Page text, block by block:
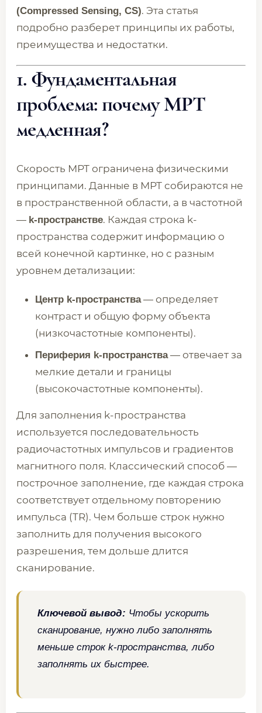
(Compressed Sensing, CS). Эта статья
подробно разберет принципы их работы,
преимущества и недостатки.
1. Фундаментальная
проблема: почему МРТ
медленная?
Скорость МРТ ограничена физическими
принципами. Данные в МРТ собираются не
в пространственной области, а в частотной
— k-пространстве. Каждая строка k-
пространства содержит информацию о
всей конечной картинке, но с разным
уровнем детализации:
Центр k-пространства— определяет
контраст и общую форму объекта
(низкочастотные компоненты).
Периферия k-пространства— отвечает за
мелкие детали и границы
(высокочастотные компоненты).
Для заполнения k-пространства
используется последовательность
радиочастотных импульсов и градиентов
магнитного поля. Классический способ —
построчное заполнение, где каждая строка
соответствует отдельному повторению
импульса (TR). Чем больше строк нужно
заполнить для получения высокого
разрешения, тем дольше длится
сканирование.
Ключевой вывод: Чтобы ускорить
сканирование, нужно либо заполнять
меньше строк k-пространства, либо
заполнять их быстрее.